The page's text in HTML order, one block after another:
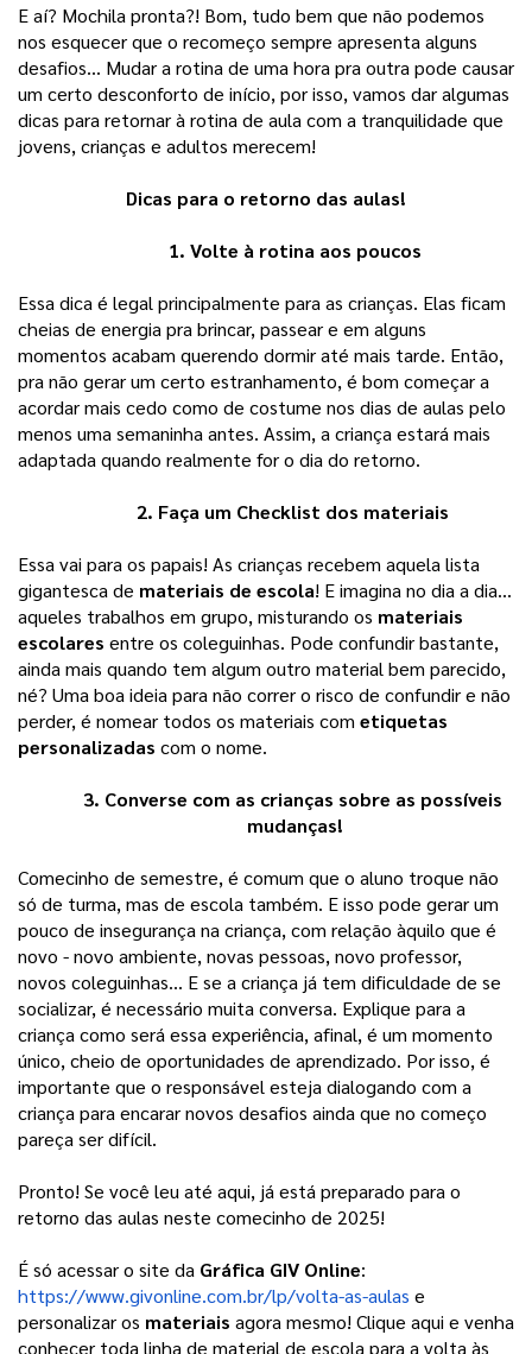
E aí? Mochila pronta?! Bom, tudo bem que não podemos
nos esquecer que o recomeço sempre apresenta alguns
desafios… Mudar a rotina de uma hora pra outra pode causar
um certo desconforto de início, por isso, vamos dar algumas
dicas para retornar à rotina de aula com a tranquilidade que
jovens, crianças e adultos merecem!
Dicas para o retorno das aulas!
1. Volte à rotina aos poucos
Essa dica é legal principalmente para as crianças. Elas ficam
cheias de energia pra brincar, passear e em alguns
momentos acabam querendo dormir até mais tarde. Então,
pra não gerar um certo estranhamento, é bom começar a
acordar mais cedo como de costume nos dias de aulas pelo
menos uma semaninha antes. Assim, a criança estará mais
adaptada quando realmente for o dia do retorno.
2. Faça um Checklist dos materiais
Essa vai para os papais! As crianças recebem aquela lista
gigantesca de materiais de escola! E imagina no dia a dia…
aqueles trabalhos em grupo, misturando os materiais
escolares entre os coleguinhas. Pode confundir bastante,
ainda mais quando tem algum outro material bem parecido,
né? Uma boa ideia para não correr o risco de confundir e não
perder, é nomear todos os materiais com etiquetas
personalizadas com o nome.
3. Converse com as crianças sobre as possíveis
mudanças!
Comecinho de semestre, é comum que o aluno troque não
só de turma, mas de escola também. E isso pode gerar um
pouco de insegurança na criança, com relação àquilo que é
novo - novo ambiente, novas pessoas, novo professor,
novos coleguinhas… E se a criança já tem dificuldade de se
socializar, é necessário muita conversa. Explique para a
criança como será essa experiência, afinal, é um momento
único, cheio de oportunidades de aprendizado. Por isso, é
importante que o responsável esteja dialogando com a
criança para encarar novos desafios ainda que no começo
pareça ser difícil.
Pronto! Se você leu até aqui, já está preparado para o
retorno das aulas neste comecinho de 2025!
É só acessar o site da Gráfica GIV Online:
https://www.givonline.com.br/lp/volta-as-aulas e
personalizar os materiais agora mesmo! Clique aqui e venha
conhecer toda linha de material de escola para a volta às